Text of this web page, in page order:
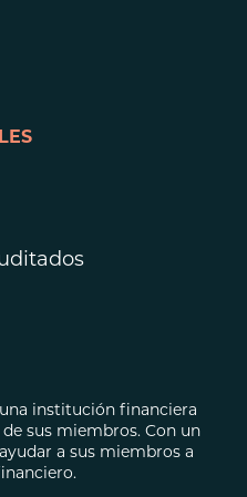
institución financiera
sus miembros. Con un
a sus miembros a